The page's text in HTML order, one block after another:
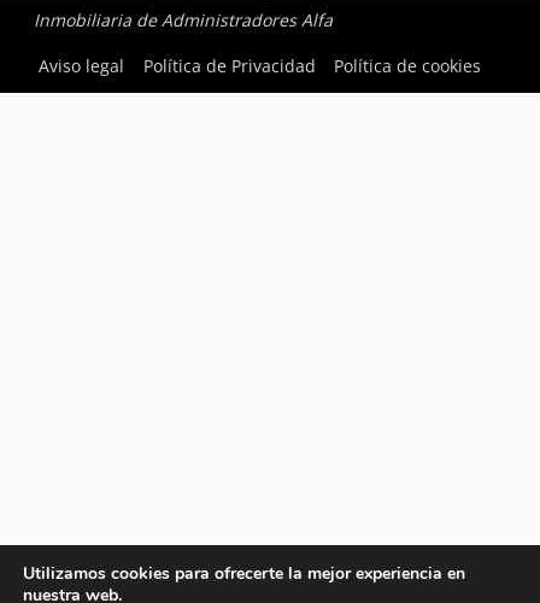
Inmobiliaria de Administradores Alfa
Aviso legal
Política de Privacidad Política de cookies
Utilizamos cookies para ofrecerte la mejor experiencia en
nuestra web.